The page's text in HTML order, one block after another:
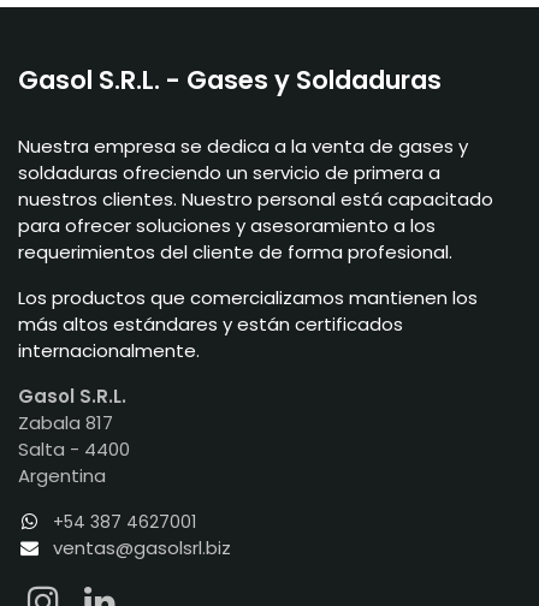
Gasol S.R.L. - Gases y Soldaduras
Nuestra empresa se dedica a la venta de gases y
soldaduras ofreciendo un servicio de primera a
nuestros clientes. Nuestro personal está capacitado
para ofrecer soluciones y asesoramiento a los
requerimientos del cliente de forma profesional.
Los productos que comercializamos mantienen los
más altos estándares y están certificados
internacionalmente.
Gasol S.R.L.
Zabala 817
Salta - 4400
Argentina
+54 387 4627001
ventas@gasolsrl.biz